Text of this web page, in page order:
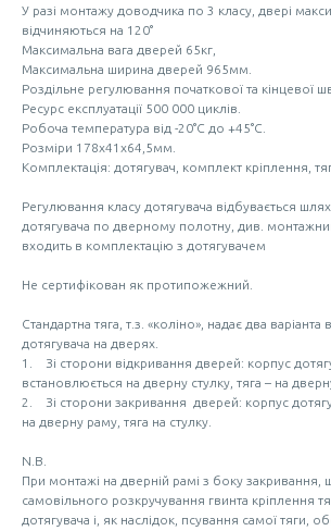
У разі монтажу доводчика по 3 класу, двері
відчиняються на 120°
Максимальна вага дверей 65кг,
Максимальна ширина дверей 965мм.
Роздільне регулювання початкової та кінцевої
Ресурс експлуатації 500 000 циклів.
Робоча температура від -20°С до +45°С.
Розміри 178х41х64,5мм.
Комплектація: дотягувач, комплект кріплення,
Регулювання класу дотягувача відбувається
дотягувача по дверному полотну, див.
входить в комплектацію з дотягувачем
Не сертифікован як протипожежний.
Стандартна тяга, т.з. «коліно», надає два варіанта
дотягувача на дверях.
1. Зі сторони відкривання дверей: корпус
встановлюється на дверну стулку, тяга – на
2. Зі сторони закривання дверей: корпус
на дверну раму, тяга на стулку.
N.B.
При монтажі на дверній рамі з боку закривання,
самовільного розкручування гвинта кріплення
дотягувача і, як наслідок, псування самої тяги,